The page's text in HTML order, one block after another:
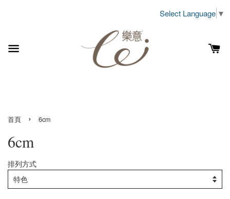
Select Language ▼
首頁 › 6cm
6cm
排列方式